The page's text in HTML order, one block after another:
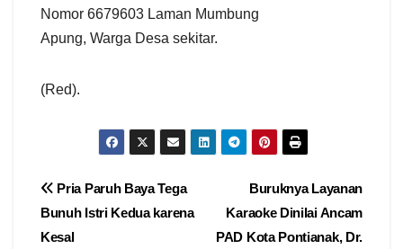
Nomor 6679603 Laman Mumbung
Apung, Warga Desa sekitar.
(Red).
Navigasi
pos
Buruknya Layanan
Karaoke Dinilai Ancam
PAD Kota Pontianak, Dr.
Pria Paruh Baya Tega
Bunuh Istri Kedua karena
Kesal